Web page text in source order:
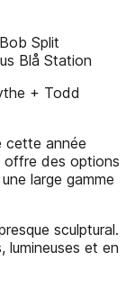
Split
Blå Station
+ Todd
cette année
offre des options
large gamme
sculptural.
lumineuses et en